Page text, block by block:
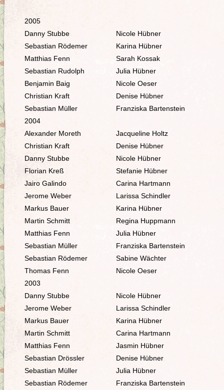
2005
Danny Stubbe
Nicole Hübner
Sebastian Rödemer
Karina Hübner
Matthias Fenn
Sarah Kossak
Sebastian Rudolph
Julia Hübner
Benjamin Baig
Nicole Oeser
Christian Kraft
Denise Hübner
Sebastian Müller
Franziska Bartenstein
2004
Alexander Moreth
Jacqueline Holtz
Christian Kraft
Denise Hübner
Danny Stubbe
Nicole Hübner
Florian Kreß
Stefanie Hübner
Jairo Galindo
Carina Hartmann
Jerome Weber
Larissa Schindler
Markus Bauer
Karina Hübner
Martin Schmitt
Regina Huppmann
Matthias Fenn
Julia Hübner
Sebastian Müller
Franziska Bartenstein
Sebastian Rödemer
Sabine Wächter
Thomas Fenn
Nicole Oeser
2003
Danny Stubbe
Nicole Hübner
Jerome Weber
Larissa Schindler
Markus Bauer
Karina Hübner
Martin Schmitt
Carina Hartmann
Matthias Fenn
Jasmin Hübner
Sebastian Drössler
Denise Hübner
Sebastian Müller
Julia Hübner
Sebastian Rödemer
Franziska Bartenstein